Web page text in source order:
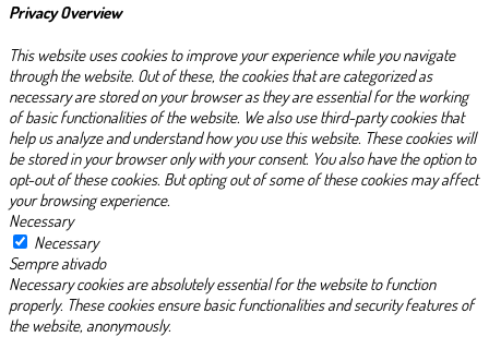
Privacy Overview
This website uses cookies to improve your experience while you navigate
through the website. Out of these, the cookies that are categorized as
necessary are stored on your browser as they are essential for the working
of basic functionalities of the website. We also use third-party cookies that
help us analyze and understand how you use this website. These cookies will
be stored in your browser only with your consent. You also have the option to
opt-out of these cookies. But opting out of some of these cookies may affect
your browsing experience.
Necessary
Necessary
Sempre ativado
Necessary cookies are absolutely essential for the website to function
properly. These cookies ensure basic functionalities and security features of
the website, anonymously.